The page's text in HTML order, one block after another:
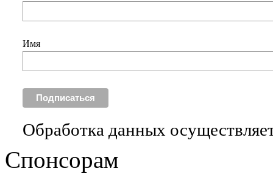
Имя
Обработка данных
Спонсорам